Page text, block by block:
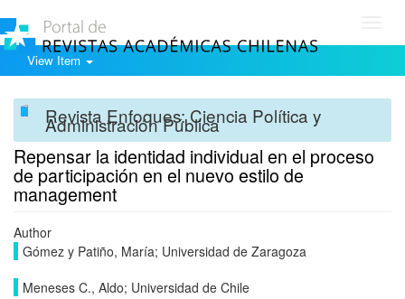
View Item
Revista Enfoques: Ciencia Política y
Administración Pública
Repensar la identidad individual en el proceso
de participación en el nuevo estilo de
management
Author
Gómez y Patiño, María; Universidad de Zaragoza
Meneses C., Aldo; Universidad de Chile